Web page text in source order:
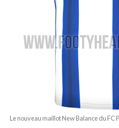
Le nouveau maillot New Balance du FC